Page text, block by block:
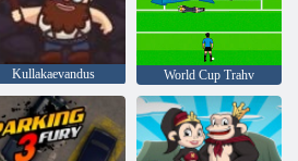
Kullakaevandus World Cup Trahv